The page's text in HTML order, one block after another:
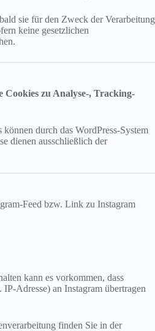
sie für den Zweck der Verarbeitung
keine gesetzlichen
Cookies zu Analyse-, Tracking-
durch das WordPress-System
dienen ausschließlich der
Feed bzw. Link zu Instagram
kann es vorkommen, dass
Adresse) an Instagram übertragen
finden Sie in der